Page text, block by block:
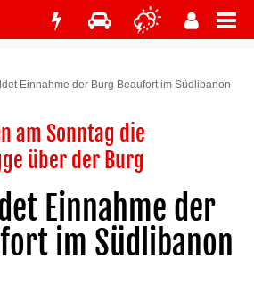
Einnahme der Burg Beaufort im Südlibanon
am Sonntag die
über der Burg
Einnahme der
im Südlibanon